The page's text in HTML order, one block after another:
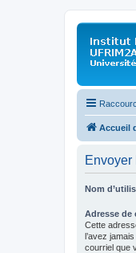
Accueil
Envoyer
Nom
Adresse de
Cette
l’avez
courriel que